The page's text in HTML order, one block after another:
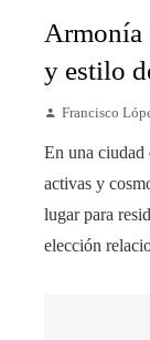
Armonía
y estilo
Francisco
En una ciudad
activas y
lugar para
elección